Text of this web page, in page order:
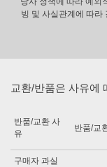
빙 및 사실관계에 따라
교환/반품은 사유에
반품/교환 사
유
반품/교
구매자 과실